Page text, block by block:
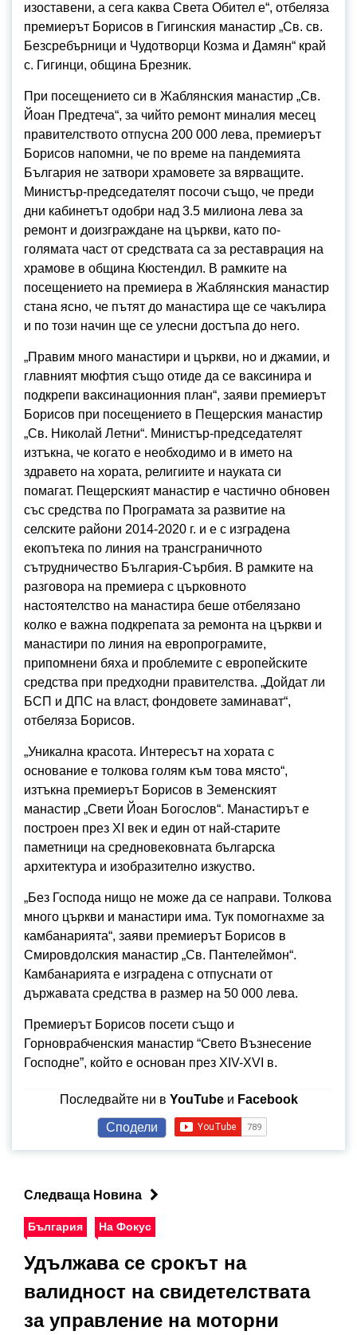
изоставени, а сега каква Света Обител е“, отбеляза
премиерът Борисов в Гигинския манастир „Св. св.
Безсребърници и Чудотворци Козма и Дамян“ край
с. Гигинци, община Брезник.
При посещението си в Жаблянския манастир „Св.
Йоан Предтеча“, за чийто ремонт миналия месец
правителството отпусна 200 000 лева, премиерът
Борисов напомни, че по време на пандемията
България не затвори храмовете за вярващите.
Министър-председателят посочи също, че преди
дни кабинетът одобри над 3.5 милиона лева за
ремонт и доизграждане на църкви, като по-
голямата част от средствата са за реставрация на
храмове в община Кюстендил. В рамките на
посещението на премиера в Жаблянския манастир
стана ясно, че пътят до манастира ще се чакълира
и по този начин ще се улесни достъпа до него.
„Правим много манастири и църкви, но и джамии, и
главният мюфтия също отиде да се ваксинира и
подкрепи ваксинационния план“, заяви премиерът
Борисов при посещението в Пещерския манастир
„Св. Николай Летни“. Министър-председателят
изтъкна, че когато е необходимо и в името на
здравето на хората, религиите и науката си
помагат. Пещерският манастир е частично обновен
със средства по Програмата за развитие на
селските райони 2014-2020 г. и е с изградена
екопътека по линия на трансграничното
сътрудничество България-Сърбия. В рамките на
разговора на премиера с църковното
настоятелство на манастира беше отбелязано
колко е важна подкрепата за ремонта на църкви и
манастири по линия на европрограмите,
припомнени бяха и проблемите с европейските
средства при предходни правителства. „Дойдат ли
БСП и ДПС на власт, фондовете заминават“,
отбеляза Борисов.
„Уникална красота. Интересът на хората с
основание е толкова голям към това място“,
изтъкна премиерът Борисов в Земенският
манастир „Свети Йоан Богослов“. Манастирът е
построен през XI век и един от най-старите
паметници на средновековната българска
архитектура и изобразително изкуство.
„Без Господа нищо не може да се направи. Толкова
много църкви и манастири има. Тук помогнахме за
камбанарията“, заяви премиерът Борисов в
Смировдолския манастир „Св. Пантелеймон“.
Камбанарията е изградена с отпуснати от
държавата средства в размер на 50 000 лева.
Премиерът Борисов посети също и
Горноврабченския манастир “Свето Възнесение
Господне”, който e основан през XIV-XVI в.
Последвайте ни в YouTubeи Facebook
Сподели
Следваща Новина
България На Фокус
Удължава се срокът на
валидност на свидетелствата
за управление на моторни